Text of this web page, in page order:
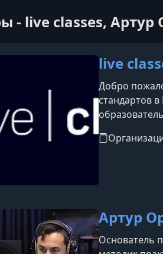
- live classes, Артур
live
Добро
стандартов
наш опыт
Артур
Основатель